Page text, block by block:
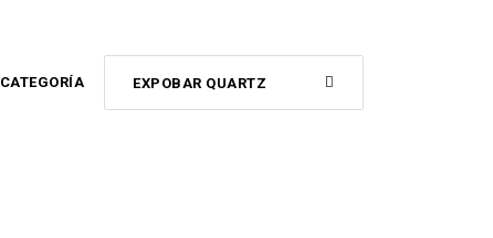
CATEGORÍA EXPOBAR QUARTZ